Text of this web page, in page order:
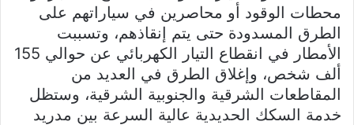
محطات الوقود أو محاصرين في سياراتهم على
الطرق المسدودة حتى يتم إنقاذهم، وتسببت
الأمطار في انقطاع التيار الكهربائي عن حوالي 155
ألف شخص، وإغلاق الطرق في العديد من
المقاطعات الشرقية والجنوبية الشرقية، وستظل
خدمة السكك الحديدية عالية السرعة بين مدريد